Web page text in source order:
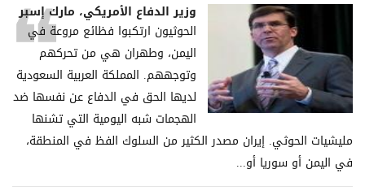
وزير الدفاع الأمريكي، مارك إسبر
الحوثيون ارتكبوا فظائع مروعة في
اليمن، وطهران هي من تحركهم
وتوجههم. المملكة العربية السعودية
لديها الحق في الدفاع عن نفسها ضد
الهجمات شبه اليومية التي تشنها
مليشيات الحوثي. إيران مصدر الكثير من السلوك الفظ في المنطقة،
في اليمن أو سوريا أو...